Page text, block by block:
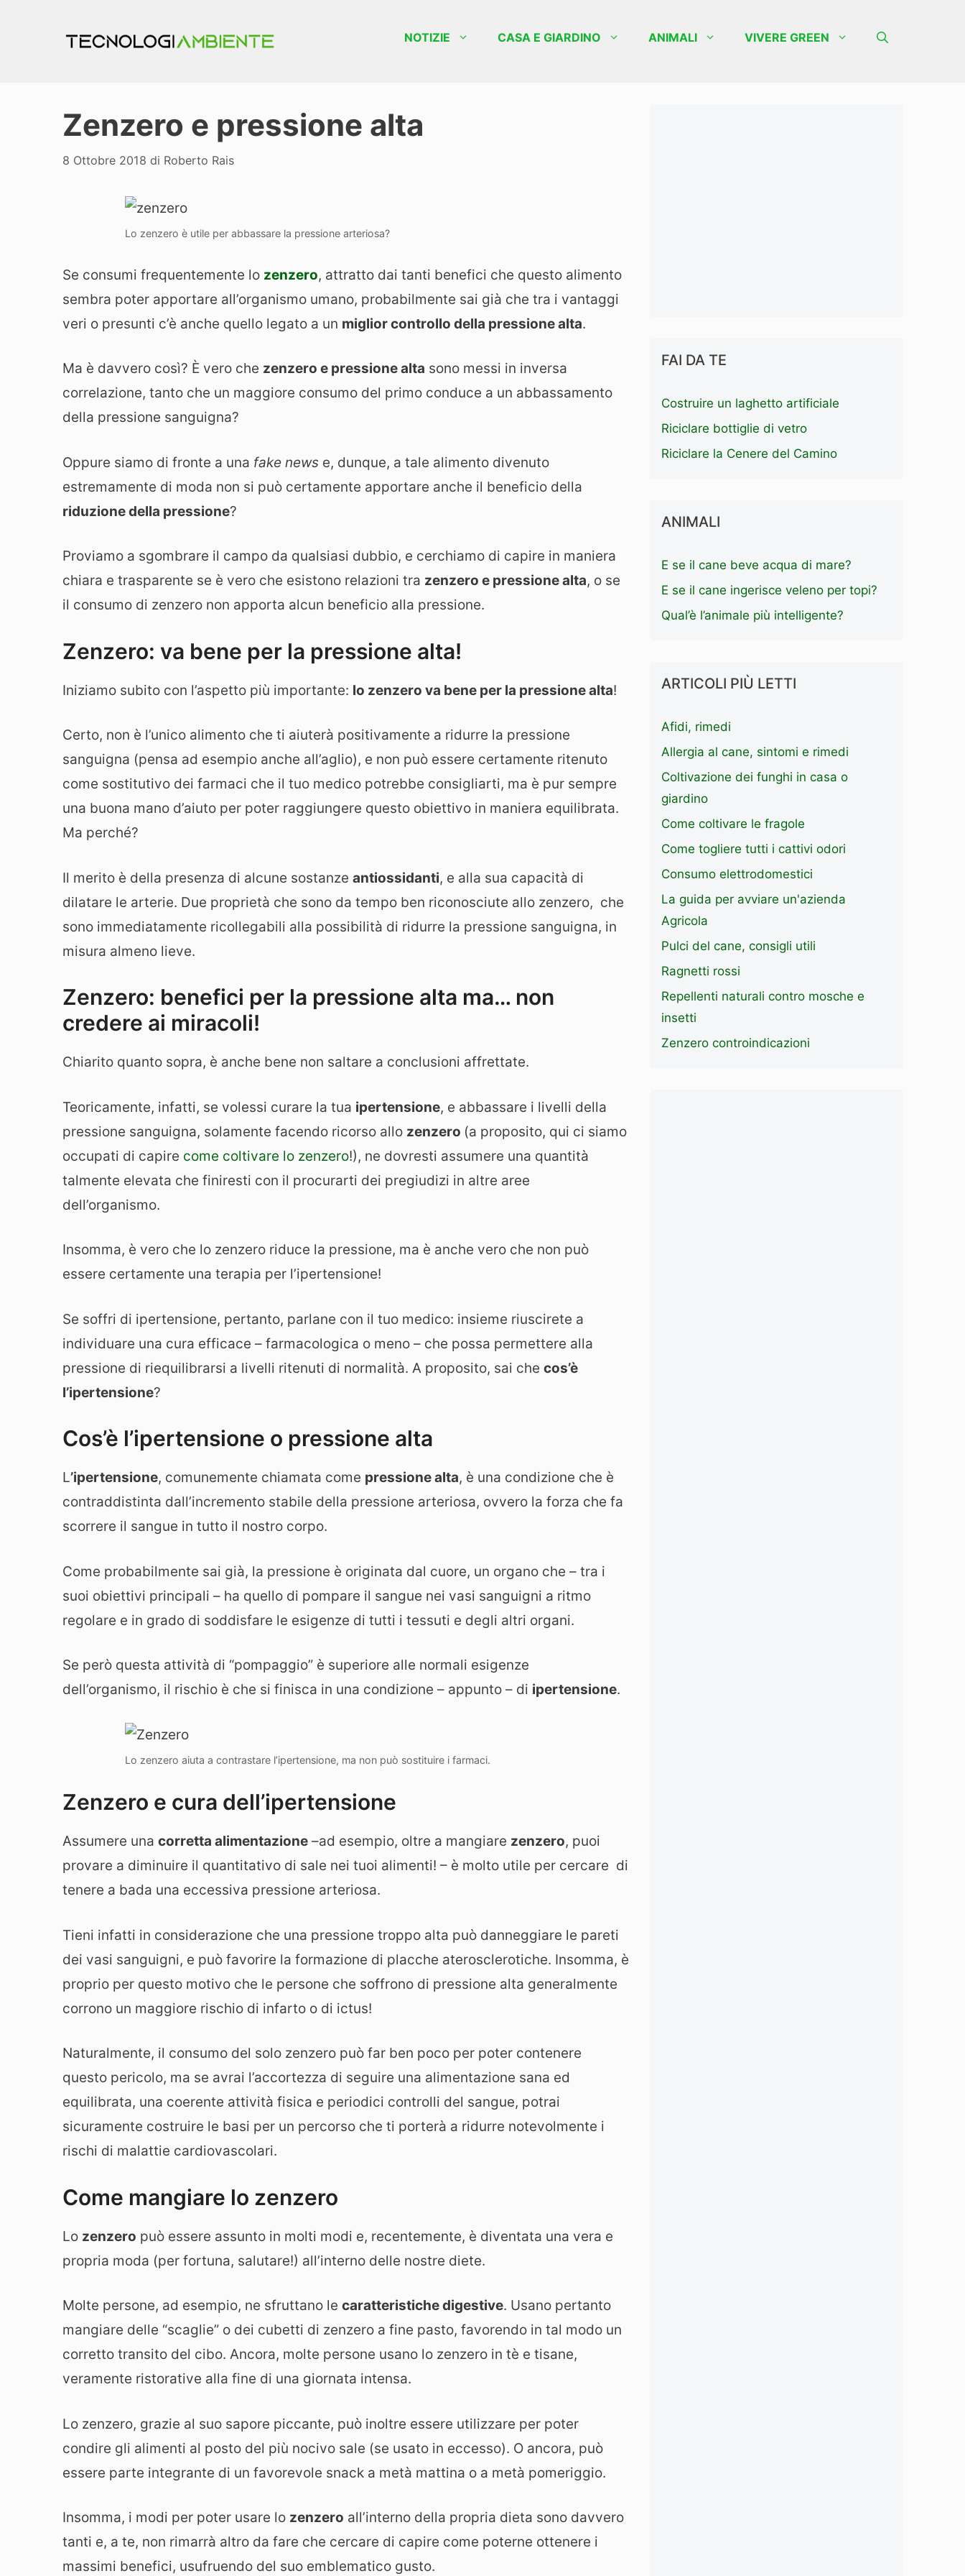
NOTIZIE CASA E GIARDINO ANIMALI VIVERE GREEN
Zenzero e pressione alta
8 Ottobre 2018 di Roberto Rais
Lo zenzero è utile per abbassare la pressione arteriosa?
Se consumi frequentemente lo zenzero, attratto dai tanti benefici che questo alimento
sembra poter apportare all’organismo umano, probabilmente sai già che tra i vantaggi
veri o presunti c’è anche quello legato a un miglior controllo della pressione alta.
Ma è davvero così? È vero che zenzero e pressione alta sono messi in inversa
correlazione, tanto che un maggiore consumo del primo conduce a un abbassamento
della pressione sanguigna?
Oppure siamo di fronte a una fake news e, dunque, a tale alimento divenuto
estremamente di moda non si può certamente apportare anche il beneficio della
riduzione della pressione?
Proviamo a sgombrare il campo da qualsiasi dubbio, e cerchiamo di capire in maniera
chiara e trasparente se è vero che esistono relazioni tra zenzero e pressione alta, o se
il consumo di zenzero non apporta alcun beneficio alla pressione.
Zenzero: va bene per la pressione alta!
Iniziamo subito con l’aspetto più importante: lo zenzero va bene per la pressione alta!
Certo, non è l’unico alimento che ti aiuterà positivamente a ridurre la pressione
sanguigna (pensa ad esempio anche all’aglio), e non può essere certamente ritenuto
come sostitutivo dei farmaci che il tuo medico potrebbe consigliarti, ma è pur sempre
una buona mano d’aiuto per poter raggiungere questo obiettivo in maniera equilibrata.
Ma perché?
Il merito è della presenza di alcune sostanze antiossidanti, e alla sua capacità di
dilatare le arterie. Due proprietà che sono da tempo ben riconosciute allo zenzero, che
sono immediatamente ricollegabili alla possibilità di ridurre la pressione sanguigna, in
misura almeno lieve.
Zenzero: benefici per la pressione alta ma… non
credere ai miracoli!
Chiarito quanto sopra, è anche bene non saltare a conclusioni affrettate.
Teoricamente, infatti, se volessi curare la tua ipertensione, e abbassare i livelli della
pressione sanguigna, solamente facendo ricorso allo zenzero (a proposito, qui ci siamo
occupati di capire come coltivare lo zenzero!), ne dovresti assumere una quantità
talmente elevata che finiresti con il procurarti dei pregiudizi in altre aree
dell’organismo.
Insomma, è vero che lo zenzero riduce la pressione, ma è anche vero che non può
essere certamente una terapia per l’ipertensione!
Se soffri di ipertensione, pertanto, parlane con il tuo medico: insieme riuscirete a
individuare una cura efficace – farmacologica o meno – che possa permettere alla
pressione di riequilibrarsi a livelli ritenuti di normalità. A proposito, sai che cos’è
l’ipertensione?
Cos’è l’ipertensione o pressione alta
L’ipertensione, comunemente chiamata come pressione alta, è una condizione che è
contraddistinta dall’incremento stabile della pressione arteriosa, ovvero la forza che fa
scorrere il sangue in tutto il nostro corpo.
Come probabilmente sai già, la pressione è originata dal cuore, un organo che – tra i
suoi obiettivi principali – ha quello di pompare il sangue nei vasi sanguigni a ritmo
regolare e in grado di soddisfare le esigenze di tutti i tessuti e degli altri organi.
Se però questa attività di “pompaggio” è superiore alle normali esigenze
dell’organismo, il rischio è che si finisca in una condizione – appunto – di ipertensione.
Lo zenzero aiuta a contrastare l’ipertensione, ma non può sostituire i farmaci.
Zenzero e cura dell’ipertensione
Assumere una corretta alimentazione –ad esempio, oltre a mangiare zenzero, puoi
provare a diminuire il quantitativo di sale nei tuoi alimenti! – è molto utile per cercare di
tenere a bada una eccessiva pressione arteriosa.
Tieni infatti in considerazione che una pressione troppo alta può danneggiare le pareti
dei vasi sanguigni, e può favorire la formazione di placche aterosclerotiche. Insomma, è
proprio per questo motivo che le persone che soffrono di pressione alta generalmente
corrono un maggiore rischio di infarto o di ictus!
Naturalmente, il consumo del solo zenzero può far ben poco per poter contenere
questo pericolo, ma se avrai l’accortezza di seguire una alimentazione sana ed
equilibrata, una coerente attività fisica e periodici controlli del sangue, potrai
sicuramente costruire le basi per un percorso che ti porterà a ridurre notevolmente i
rischi di malattie cardiovascolari.
Come mangiare lo zenzero
Lo zenzero può essere assunto in molti modi e, recentemente, è diventata una vera e
propria moda (per fortuna, salutare!) all’interno delle nostre diete.
Molte persone, ad esempio, ne sfruttano le caratteristiche digestive. Usano pertanto
mangiare delle “scaglie” o dei cubetti di zenzero a fine pasto, favorendo in tal modo un
corretto transito del cibo. Ancora, molte persone usano lo zenzero in tè e tisane,
veramente ristorative alla fine di una giornata intensa.
Lo zenzero, grazie al suo sapore piccante, può inoltre essere utilizzare per poter
condire gli alimenti al posto del più nocivo sale (se usato in eccesso). O ancora, può
essere parte integrante di un favorevole snack a metà mattina o a metà pomeriggio.
Insomma, i modi per poter usare lo zenzero all’interno della propria dieta sono davvero
tanti e, a te, non rimarrà altro da fare che cercare di capire come poterne ottenere i
massimi benefici, usufruendo del suo emblematico gusto.
FAI DA TE
Costruire un laghetto artificiale
Riciclare bottiglie di vetro
Riciclare la Cenere del Camino
ANIMALI
E se il cane beve acqua di mare?
E se il cane ingerisce veleno per topi?
Qual’è l’animale più intelligente?
ARTICOLI PIÙ LETTI
Afidi, rimedi
Allergia al cane, sintomi e rimedi
Coltivazione dei funghi in casa o
giardino
Come coltivare le fragole
Come togliere tutti i cattivi odori
Consumo elettrodomestici
La guida per avviare un'azienda
Agricola
Pulci del cane, consigli utili
Ragnetti rossi
Repellenti naturali contro mosche e
insetti
Zenzero controindicazioni